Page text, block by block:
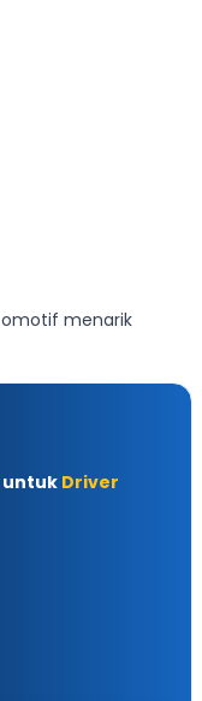
menarik
untuk Driver